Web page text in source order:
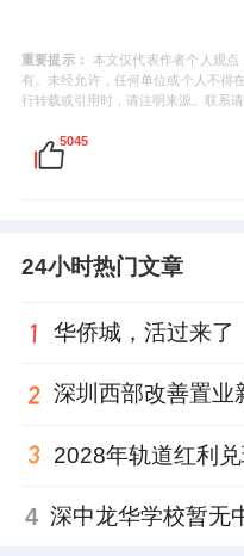
重要提示：
本文仅代表作者个人观
有。未经允许，任何单位或个人不得
行转载或引用时，请注明来源。联系
5045
24小时热门文章
华侨城，活过来了
4